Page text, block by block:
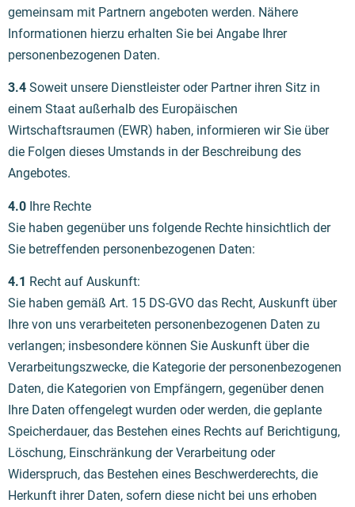
gemeinsam mit Partnern angeboten werden. Nähere
Informationen hierzu erhalten Sie bei Angabe Ihrer
personenbezogenen Daten.
3.4 Soweit unsere Dienstleister oder Partner ihren Sitz in
einem Staat außerhalb des Europäischen
Wirtschaftsraumen (EWR) haben, informieren wir Sie über
die Folgen dieses Umstands in der Beschreibung des
Angebotes.
4.0 Ihre Rechte
Sie haben gegenüber uns folgende Rechte hinsichtlich der
Sie betreffenden personenbezogenen Daten:
4.1 Recht auf Auskunft:
Sie haben gemäß Art. 15 DS-GVO das Recht, Auskunft über
Ihre von uns verarbeiteten personenbezogenen Daten zu
verlangen; insbesondere können Sie Auskunft über die
Verarbeitungszwecke, die Kategorie der personenbezogenen
Daten, die Kategorien von Empfängern, gegenüber denen
Ihre Daten offengelegt wurden oder werden, die geplante
Speicherdauer, das Bestehen eines Rechts auf Berichtigung,
Löschung, Einschränkung der Verarbeitung oder
Widerspruch, das Bestehen eines Beschwerderechts, die
Herkunft ihrer Daten, sofern diese nicht bei uns erhoben